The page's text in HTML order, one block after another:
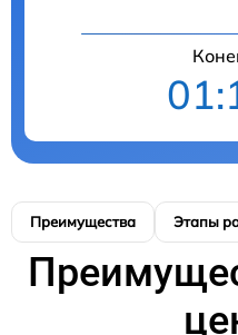
Преимущества Этапы